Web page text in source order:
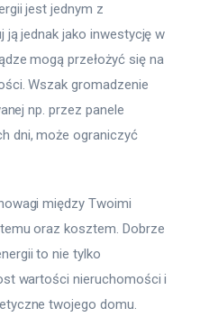
jest jednym z
ją jednak jako inwestycję w
mogą przełożyć się na
Wszak gromadzenie
np. przez panele
dni, może ograniczyć
między Twoimi
oraz kosztem. Dobrze
to nie tylko
wartości nieruchomości i
twojego domu.